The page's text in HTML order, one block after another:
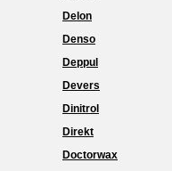
Delon
Denso
Deppul
Devers
Dinitrol
Direkt
Doctorwax